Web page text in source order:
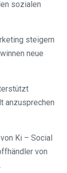
sozialen
steigern
neue
anzusprechen
Ki – Social
von